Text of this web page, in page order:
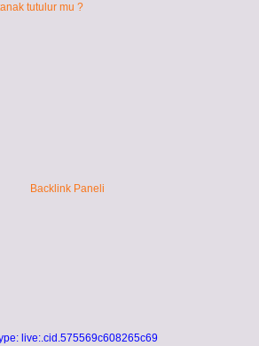
tutulur mu ?
live:.cid.575569c608265c69